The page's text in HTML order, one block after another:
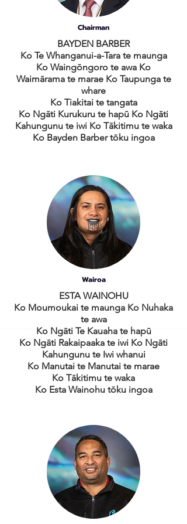
Chairman
BAYDEN BARBER
Ko Te Whanganui-a-Tara te maunga
Ko Waingōngoro te awa Ko
Waimārama te marae Ko Taupunga te
whare
Ko Tiakitai te tangata
Ko Ngāti Kurukuru te hapū Ko Ngāti
Kahungunu te iwi Ko Tākitimu te waka
Ko Bayden Barber tōku ingoa
Wairoa
ESTA WAINOHU
Ko Moumoukai te maunga Ko Nuhaka
te awa
Ko Ngāti Te Kauaha te hapū
Ko Ngāti Rakaipaaka te iwi Ko Ngāti
Kahungunu te Iwi whanui
Ko Manutai te Manutai te marae
Ko Tākitimu te waka
Ko Esta Wainohu tōku ingoa